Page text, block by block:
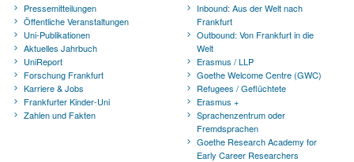
Pressemitteilungen
Öffentliche Veranstaltungen
Uni-Publikationen
Aktuelles Jahrbuch
UniReport
Forschung Frankfurt
Karriere & Jobs
Frankfurter Kinder-Uni
Zahlen und Fakten
Inbound: Aus der Welt nach
Frankfurt
Outbound: Von Frankfurt in die
Welt
Erasmus / LLP
Goethe Welcome Centre (GWC)
Refugees / Geflüchtete
Erasmus +
Sprachenzentrum oder
Fremdsprachen
Goethe Research Academy for
Early Career Researchers